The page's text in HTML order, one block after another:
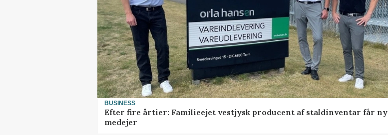
BUSINESS
Efter fire årtier: Familieejet vestjysk producent af staldinventar får ny
medejer